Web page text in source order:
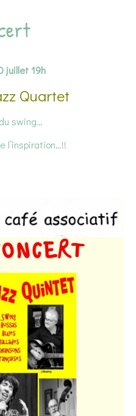
juillet 19h
Quartet
swing…
l’inspiration…!!